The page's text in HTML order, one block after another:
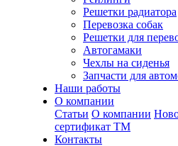
Решетки радиатора
Перевозка собак
Решетки для
Автогамаки
Чехлы на сиденья
Запчасти для
Наши работы
О компании
Статьи О компании
сертификат ТМ
Контакты